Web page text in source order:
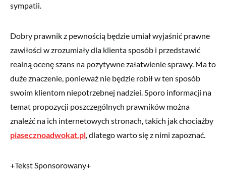
sympatii.
Dobry prawnik z pewnością będzie umiał wyjaśnić prawne
zawiłości w zrozumiały dla klienta sposób i przedstawić
realną ocenę szans na pozytywne załatwienie sprawy. Ma to
duże znaczenie, ponieważ nie będzie robił w ten sposób
swoim klientom niepotrzebnej nadziei. Sporo informacji na
temat propozycji poszczególnych prawników można
znaleźć na ich internetowych stronach, takich jak chociażby
piasecznoadwokat.pl, dlatego warto się z nimi zapoznać.
+Tekst Sponsorowany+